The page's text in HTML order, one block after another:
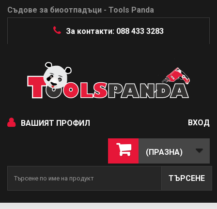
Съдове за биоотпадъци - Tools Panda
За контакти: 088 433 3283
ВАШИЯТ ПРОФИЛ ВХОД
(ПРАЗНА)
ТЪРСЕНЕ